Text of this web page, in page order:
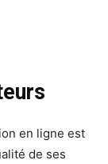
en ligne est
de ses